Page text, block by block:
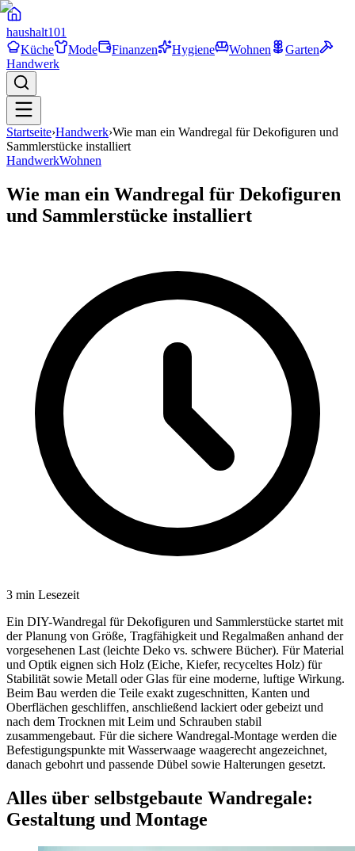
haushalt101
Küche
Mode Finanzen Hygiene Wohnen
Garten
Handwerk
Startseite›Handwerk›Wie man ein Wandregal für Dekofiguren und
Sammlerstücke installiert
HandwerkWohnen
Wie man ein Wandregal für Dekofiguren
und Sammlerstücke installiert
3 min Lesezeit
Ein DIY-Wandregal für Dekofiguren und Sammlerstücke startet mit
der Planung von Größe, Tragfähigkeit und Regalmaßen anhand der
vorgesehenen Last (leichte Deko vs. schwere Bücher). Für Material
und Optik eignen sich Holz (Eiche, Kiefer, recyceltes Holz) für
Stabilität sowie Metall oder Glas für eine moderne, luftige Wirkung.
Beim Bau werden die Teile exakt zugeschnitten, Kanten und
Oberflächen geschliffen, anschließend lackiert oder gebeizt und
nach dem Trocknen mit Leim und Schrauben stabil
zusammengebaut. Für die sichere Wandregal-Montage werden die
Befestigungspunkte mit Wasserwaage waagerecht angezeichnet,
danach gebohrt und passende Dübel sowie Halterungen gesetzt.
Alles über selbstgebaute Wandregale:
Gestaltung und Montage